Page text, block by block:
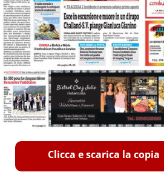
Clicca e scarica la copia